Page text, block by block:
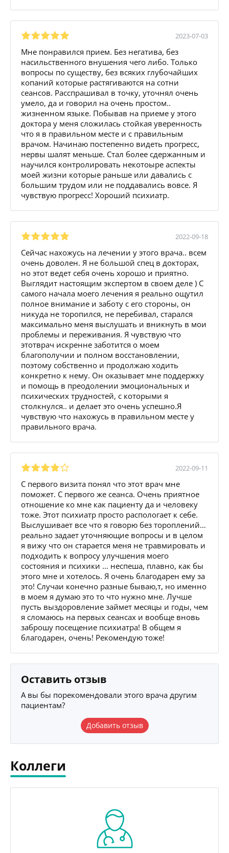
2023-07-03
Мне понравился прием. Без негатива, без
насильственного внушения чего либо. Только
вопросы по существу, без всяких глубочайших
копаний которые растягиваются на сотни
сеансов. Расспрашивал в точку, уточнял очень
умело, да и говорил на очень простом..
жизненном языке. Побывав на приеме у этого
доктора у меня сложилась стойкая уверенность
что я в правильном месте и с правильным
врачом. Начинаю постепенно видеть прогресс,
нервы шалят меньше. Стал более сдержанным и
научился контролировать некотоыре аспекты
моей жизни которые раньше или давались с
большим трудом или не поддавались вовсе. Я
чувствую прогресс! Хороший психиатр.
2022-09-18
Сейчас нахожусь на лечении у этого врача.. всем
очень доволен. Я не большой спец в докторах,
но этот ведет себя очень хорошо и приятно.
Выглядит настоящим экспертом в своем деле ) С
самого начала моего лечения я реально ощутил
полное внимание и заботу с его стороны, он
никуда не торопился, не перебивал, старался
максимально меня выслушать и вникнуть в мои
проблемы и переживания. Я чувствую что
этотврач искренне заботится о моем
благополучии и полном восстановлении,
поэтому собственно и продолжаю ходить
конкретно к нему. Он оказывает мне поддержку
и помощь в преодолении эмоциональных и
психических трудностей, с которыми я
столкнулся.. и делает это очень успешно.Я
чувствую что нахожусь в правильном месте у
правильного врача.
2022-09-11
С первого визита понял что этот врач мне
поможет. С первого же сеанса. Очень приятное
отношение ко мне как пациенту да и человеку
тоже. Этот психиатр просто распологает к себе.
Выслушивает все что я говорю без тороплений…
реально задает уточняющие вопросы и в целом
я вижу что он старается меня не травмировать и
подходить к вопросу улучшения моего
состояния и психики … неспеша, плавно, как бы
этого мне и хотелось. Я очень благодарен ему за
это! Случаи конечно разные бываю,т, но именно
в моем я думаю это то что нужно мне. Лучше
пусть выздоровление займет месяцы и годы, чем
я сломаюсь на первых сеансах и вообще вновь
заброшу посещение психиатра! В общем я
благодарен, очень! Рекомендую тоже!
Оставить отзыв
А вы бы порекомендовали этого врача другим
пациентам?
Добавить отзыв
Коллеги